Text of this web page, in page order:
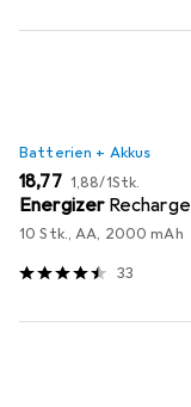
Batterien + Akkus
EUR
18,77 EUR
1,88/1Stk.
Energizer Recharge
10 Stk., AA, 2000 mAh
33